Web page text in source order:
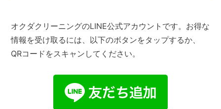
オクダクリーニングのLINE公式アカウントです。お得な
情報を受け取るには、以下のボタンをタップするか、
QRコードをスキャンしてください。